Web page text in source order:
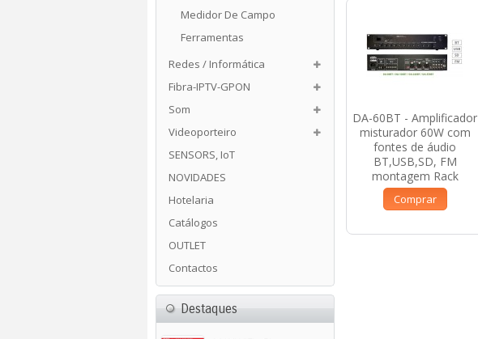
Medidor De Campo
Ferramentas
Redes / Informática
Fibra-IPTV-GPON
Som
Videoporteiro
SENSORS, IoT
NOVIDADES
Hotelaria
Catálogos
OUTLET
Contactos
Destaques
DA-60BT - Amplificador
misturador 60W com
fontes de áudio
BT,USB,SD, FM
montagem Rack
Comprar